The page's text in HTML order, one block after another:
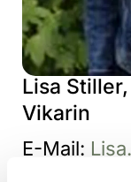
Lisa Stiller,
Vikarin
E-Mail: